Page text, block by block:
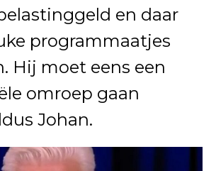
en daar
programmaatjes
Hij moet eens een
omroep gaan
Johan.